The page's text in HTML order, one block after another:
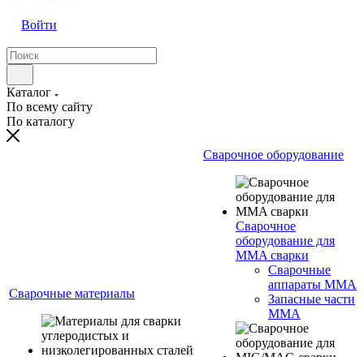
Войти
Каталог
По всему сайту
По каталогу
Сварочные материалы
Сварочное оборудование
Сварочное
оборудование для
MMA сварки
Сварочные
аппараты MMA
Запасные части
MMA